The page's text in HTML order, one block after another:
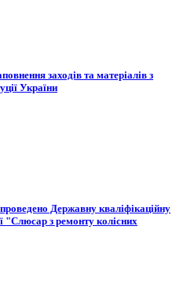
заходів та матеріалів з
України
Державну кваліфікаційну
"Слюсар з ремонту колісних